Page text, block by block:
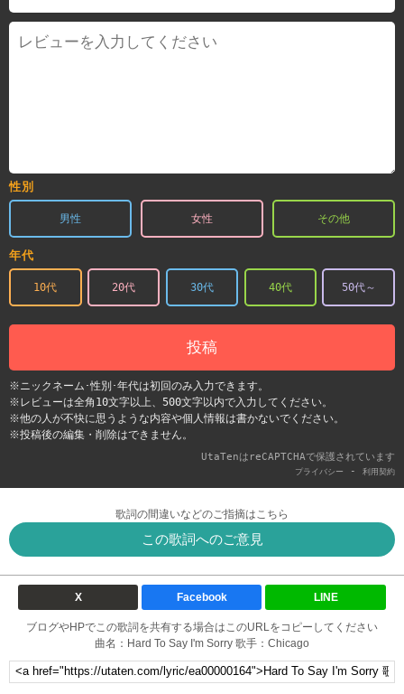
性別
男性 女性 その他
年代
10代 20代 30代 40代 50代～
投稿
※ニックネーム･性別･年代は初回のみ入力できます。
※レビューは全角10文字以上、500文字以内で入力してください。
※他の人が不快に思うような内容や個人情報は書かないでください。
※投稿後の編集・削除はできません。
UtaTenはreCAPTCHAで保護されています
プライバシー - 利用契約
歌詞の間違いなどのご指摘はこちら
この歌詞へのご意見
X Facebook LINE
ブログやHPでこの歌詞を共有する場合はこのURLをコピーしてください
曲名：Hard To Say I'm Sorry 歌手：Chicago